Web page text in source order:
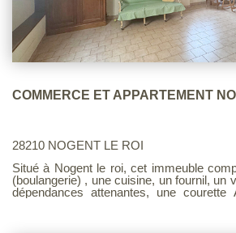
COMMERCE ET APPARTEMENT
28210 NOGENT LE ROI
Situé à Nogent le roi, cet immeuble comprend : Un
(boulangerie) , une cuisine, un fournil, un
dépendances attenantes, une courette A l'étage : un grand